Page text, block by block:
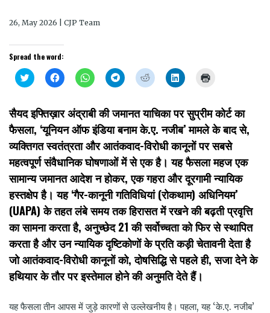
26, May 2026 | CJP Team
Spread the word:
Click
to
Twitter
(Opens
in
new
window)
Click
to
Facebook
(Opens
new
window)
Click
to
WhatsApp
(Opens
in
new
window)
Click
to
(Opens
new
window)
Click
to
Reddit
(Opens
new
window)
Click
to
LinkedIn
(Opens
in
new
window)
new
window)
सैयद इफ्तिख़ार अंद्राबी की जमानत याचिका पर सुप्रीम कोर्ट का
फैसला, ‘यूनियन ऑफ इंडिया बनाम के.ए. नजीब’ मामले के बाद से,
व्यक्तिगत स्वतंत्रता और आतंकवाद-विरोधी कानूनों पर सबसे
महत्वपूर्ण संवैधानिक घोषणाओं में से एक है। यह फैसला महज एक
सामान्य जमानत आदेश न होकर, एक गहरा और दूरगामी न्यायिक
हस्तक्षेप है। यह ‘गैर-कानूनी गतिविधियां (रोकथाम) अधिनियम’
(UAPA) के तहत लंबे समय तक हिरासत में रखने की बढ़ती प्रवृत्ति
का सामना करता है, अनुच्छेद 21 की सर्वोच्चता को फिर से स्थापित
करता है और उन न्यायिक दृष्टिकोणों के प्रति कड़ी चेतावनी देता है
जो आतंकवाद-विरोधी कानूनों को, दोषसिद्धि से पहले ही, सजा देने के
हथियार के तौर पर इस्तेमाल होने की अनुमति देते हैं।
यह फैसला तीन आपस में जुड़े कारणों से उल्लेखनीय है। पहला, यह ‘के.ए. नजीब’